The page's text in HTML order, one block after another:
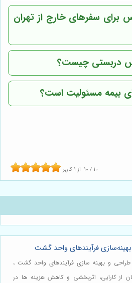
برای سفرهای خارج از تهران
دربستی چیست؟
بیمه مسئولیت است؟
10 / 10 از 1 کاربر
فرآیندهای واحد گشت
و بهینه سازی فرآیندهای واحد گشت ،
از کارایی، اثربخشی و کاهش هزینه ها در